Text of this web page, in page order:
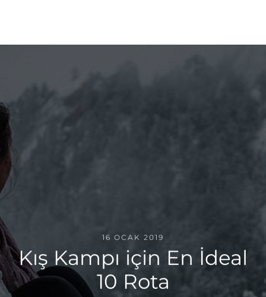
16 OCAK 2019
Kış Kampı için En İdeal
10 Rota